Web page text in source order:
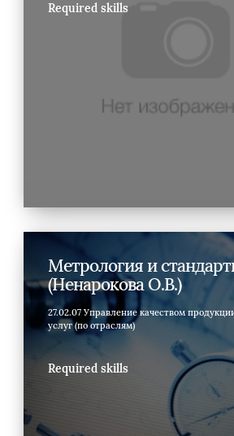
Required skills
Метрология и
(Ненарокова О.В.)
27.02.07 Управление качеством
услуг (по отраслям)
Required skills